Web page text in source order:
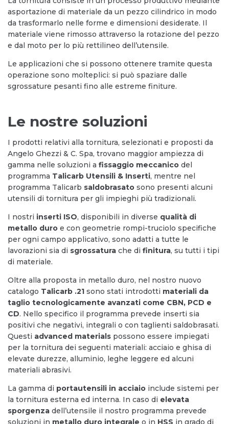
asportazione di materiale da un pezzo cilindrico in modo
da trasformarlo nelle forme e dimensioni desiderate. Il
materiale viene rimosso attraverso la rotazione del pezzo
e dal moto per lo più rettilineo dell’utensile.
Le applicazioni che si possono ottenere tramite questa
operazione sono molteplici: si può spaziare dalle
sgrossature pesanti fino alle estreme finiture.
Le nostre soluzioni
I prodotti relativi alla tornitura, selezionati e proposti da
Angelo Ghezzi & C. Spa, trovano maggior ampiezza di
gamma nelle soluzioni a fissaggio meccanico del
programma Talicarb Utensili & Inserti, mentre nel
programma Talicarb saldobrasato sono presenti alcuni
utensili di tornitura per gli impieghi più tradizionali.
I nostri inserti ISO, disponibili in diverse qualità di
metallo duro e con geometrie rompi-truciolo specifiche
per ogni campo applicativo, sono adatti a tutte le
lavorazioni sia di sgrossatura che di finitura, su tutti i tipi
di materiale.
Oltre alla proposta in metallo duro, nel nostro nuovo
catalogo Talicarb .21 sono stati introdotti materiali da
taglio tecnologicamente avanzati come CBN, PCD e
CD. Nello specifico il programma prevede inserti sia
positivi che negativi, integrali o con taglienti saldobrasati.
Questi advanced materials possono essere impiegati
per la tornitura dei seguenti materiali: acciaio e ghisa di
elevate durezze, alluminio, leghe leggere ed alcuni
materiali abrasivi.
La gamma di portautensili in acciaio include sistemi per
la tornitura esterna ed interna. In caso di elevata
sporgenza dell’utensile il nostro programma prevede
soluzioni in metallo duro integrale o in HSS in grado di